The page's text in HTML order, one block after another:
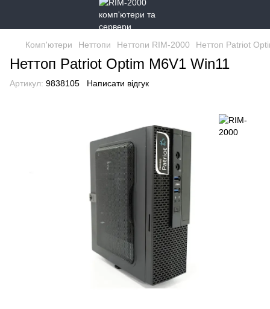
Комп'ютери Неттопи Неттопи RIM-2000 Неттоп Patriot
Неттоп Patriot Optim M6V1 Win11
Артикул: 9838105 Написати відгук